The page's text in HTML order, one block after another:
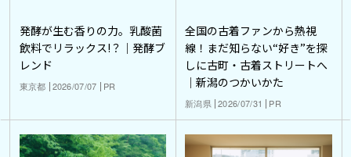
発酵が生む香りの力。乳酸菌
飲料でリラックス!？｜発酵ブ
レンド
東京都 2026/07/07 PR
全国の古着ファンから熱視
線！まだ知らない“好き”を探
しに古町・古着ストリートへ
｜新潟のつかいかた
新潟県 2026/07/31 PR